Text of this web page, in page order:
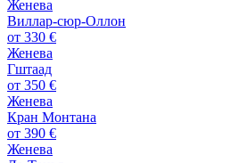
Женева
Виллар-сюр-Оллон
от 330 €
Женева
Гштаад
от 350 €
Женева
Кран Монтана
от 390 €
Женева